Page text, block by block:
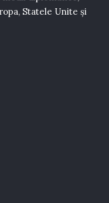
Statele Unite și